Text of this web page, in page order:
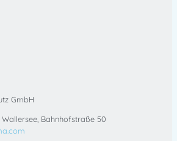
GmbH
Bahnhofstraße 50